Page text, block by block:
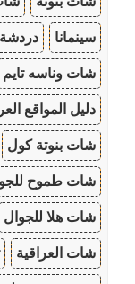
سينمانا
شات وناسه تايم
دليل المواقع
شات بنوتة كول
شات طموح
شات هلا للجوال
شات العراقية